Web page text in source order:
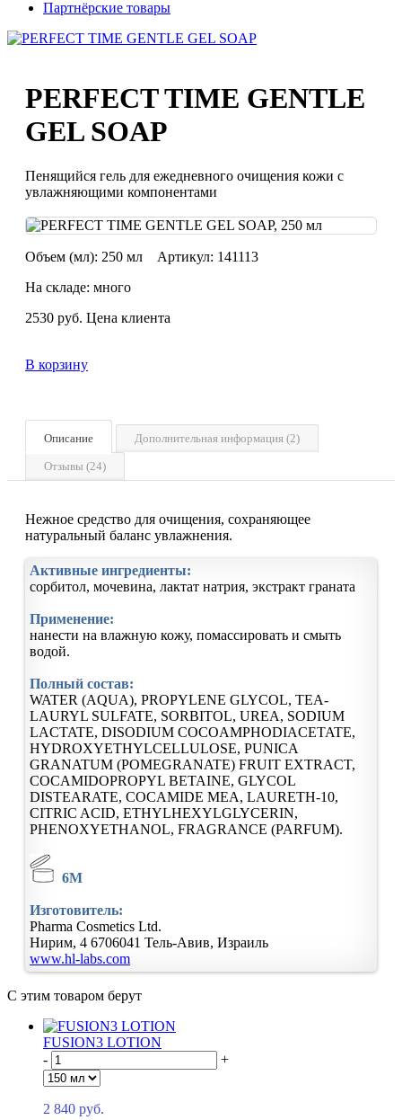
Партнёрские товары
PERFECT TIME GENTLE
GEL SOAP
Пенящийся гель для ежедневного очищения кожи с
увлажняющими компонентами
Объем (мл): 250 мл Артикул: 141113
На складе: много
2530 руб. Цена клиента
В корзину
Описание Дополнительная информация (2)
Отзывы (24)
Нежное средство для очищения, сохраняющее
натуральный баланс увлажнения.
Активные ингредиенты:
сорбитол, мочевина, лактат натрия, экстракт граната
Применение:
нанести на влажную кожу, помассировать и смыть
водой.
Полный состав:
WATER (AQUA), PROPYLENE GLYCOL, TEA-
LAURYL SULFATE, SORBITOL, UREA, SODIUM
LACTATE, DISODIUM COCOAMPHODIACETATE,
HYDROXYETHYLCELLULOSE, PUNICA
GRANATUM (POMEGRANATE) FRUIT EXTRACT,
COCAMIDOPROPYL BETAINE, GLYCOL
DISTEARATE, COCAMIDE MEA, LAURETH-10,
CITRIC ACID, ETHYLHEXYLGLYCERIN,
PHENOXYETHANOL, FRAGRANCE (PARFUM).
6M
Изготовитель:
Pharma Cosmetics Ltd.
Нирим, 4 6706041 Тель-Авив, Израиль
www.hl-labs.com
С этим товаром берут
FUSION3 LOTION
-
+
2 840 руб.